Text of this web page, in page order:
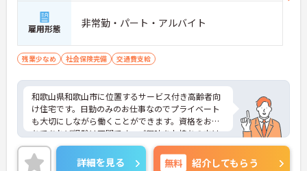
収入アップも見込めます
・育休や産休の取得率が100パーセントと高く、転
居を伴う転勤もないため、ライフステージが変化し
ても腰を据えて働き続けられます
雇用形態 非常勤・パート・アルバイト
残業少なめ 社会保険完備 交通費支給
和歌山県和歌山市に位置するサービス付き高齢者向
け住宅です。日勤のみのお仕事なのでプライベート
も大切にしながら働くことができます。資格をお持
ちであれば経験は不問です。ご興味をお持ちの方は
お気軽にお問い合わせください。
詳細を見る 無料 紹介してもらう